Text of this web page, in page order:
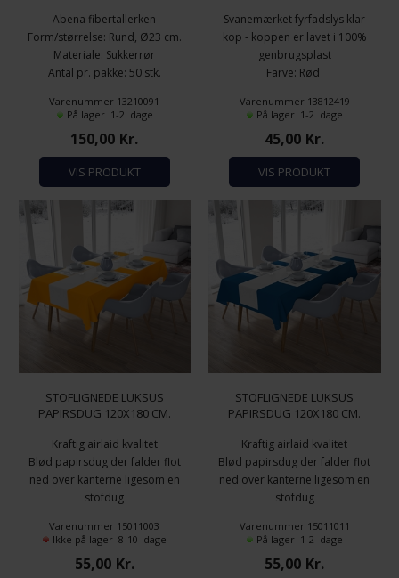
Abena fibertallerken
Form/størrelse: Rund, Ø23 cm.
Materiale: Sukkerrør
Antal pr. pakke: 50 stk.
Varenummer 13210091
På lager 1-2 dage
150,00 Kr.
VIS PRODUKT
Svanemærket fyrfadslys klar
kop - koppen er lavet i 100%
genbrugsplast
Farve: Rød
fra rapsolie
Brændetid: 7 timer
Diameter: 3,8 cm.
Højde: 2,5 cm.
Antal pr. pakke: 18 stk.
Varenummer 13812419
På lager 1-2 dage
45,00 Kr.
VIS PRODUKT
STOFLIGNEDE LUKSUS
PAPIRSDUG 120X180 CM.
Kraftig airlaid kvalitet
Blød papirsdug der falder flot
ned over kanterne ligesom en
stofdug
træfibre
Mank Linclass Airlaid - tekstil
følelse og udtryk
Varenummer 15011003
Ikke på lager 8-10 dage
55,00 Kr.
STOFLIGNEDE LUKSUS
PAPIRSDUG 120X180 CM.
Kraftig airlaid kvalitet
Blød papirsdug der falder flot
ned over kanterne ligesom en
stofdug
træfibre
Mank Linclass Airlaid - tekstil
følelse og udtryk
Varenummer 15011011
På lager 1-2 dage
55,00 Kr.